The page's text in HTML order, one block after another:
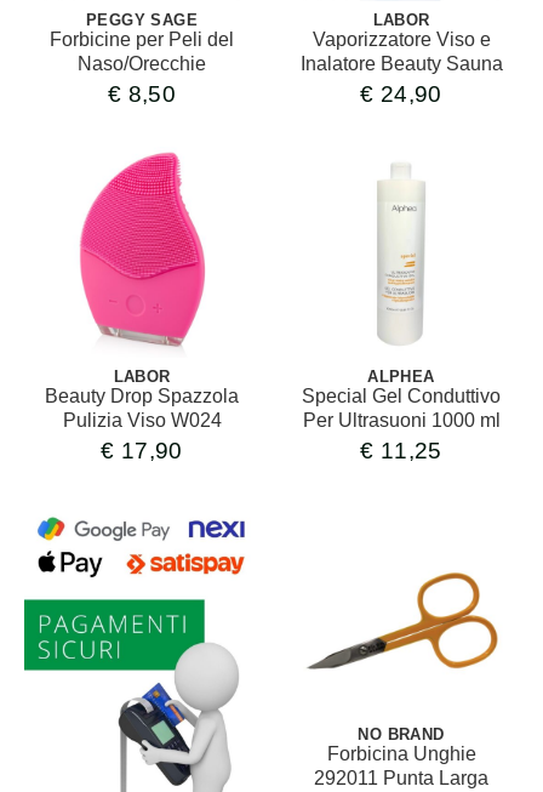
PEGGY SAGE
Forbicine per Peli del
Naso/Orecchie
€ 8,50
LABOR
Vaporizzatore Viso e
Inalatore Beauty Sauna
€ 24,90
LABOR
Beauty Drop Spazzola
Pulizia Viso W024
€ 17,90
ALPHEA
Special Gel Conduttivo
Per Ultrasuoni 1000 ml
€ 11,25
NO BRAND
Forbicina Unghie
292011 Punta Larga